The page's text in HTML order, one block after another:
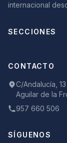
internacional
SECCIONES
CONTACTO
C/Andalucía, 13
Aguilar de la
957 660 506
SÍGUENOS